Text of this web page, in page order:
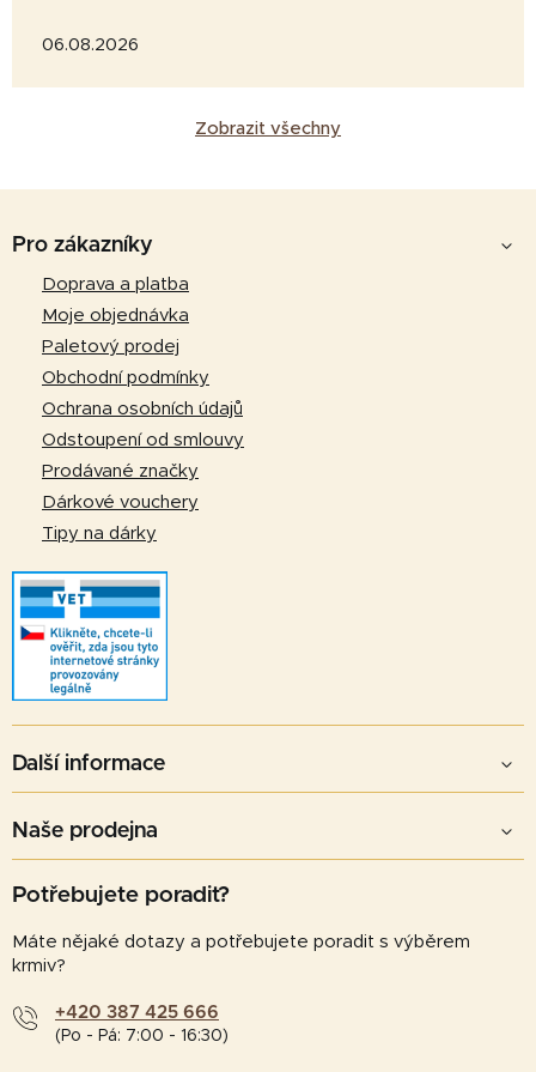
06.08.2026
Zobrazit všechny
Pro zákazníky
Doprava a platba
Moje objednávka
Paletový prodej
Obchodní podmínky
Ochrana osobních údajů
Odstoupení od smlouvy
Prodávané značky
Dárkové vouchery
Tipy na dárky
Další informace
Naše prodejna
Potřebujete poradit?
Máte nějaké dotazy a potřebujete poradit s výběrem
krmiv?
+420 387 425 666
(Po - Pá: 7:00 - 16:30)